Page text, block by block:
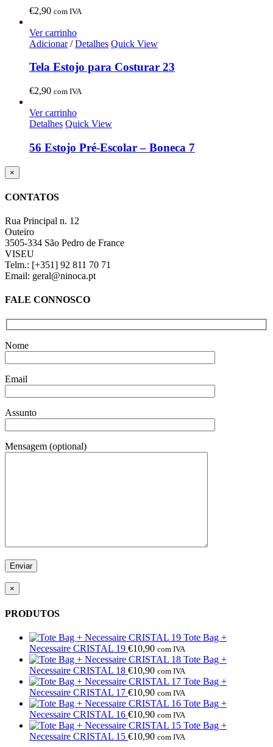
€2,90 com IVA
Ver carrinho
Adicionar/ Detalhes Quick View
Tela Estojo para Costurar 23
€2,90 com IVA
Ver carrinho
Detalhes Quick View
56 Estojo Pré-Escolar – Boneca 7
Close
product
view
×
CONTATOS
Rua Principal n. 12
Outeiro
3505-334 São Pedro de France
VISEU
Telm.: [+351] 92 811 70 71
Email: geral@ninoca.pt
FALE CONNOSCO
Nome
Email
Assunto
Mensagem (optional)
×
PRODUTOS
Tote Bag +
Necessaire CRISTAL 19 €10,90 com IVA
Tote Bag +
Necessaire CRISTAL 18 €10,90 com IVA
Tote Bag +
Necessaire CRISTAL 17 €10,90 com IVA
Tote Bag +
Necessaire CRISTAL 16 €10,90 com IVA
Tote Bag +
Necessaire CRISTAL 15 €10,90 com IVA